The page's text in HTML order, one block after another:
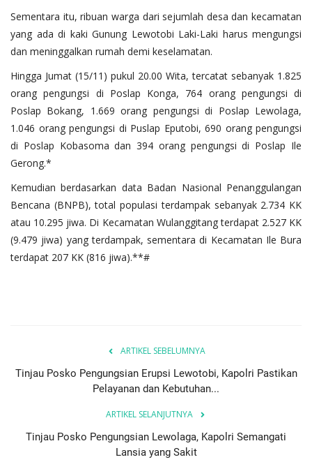
Sementara itu, ribuan warga dari sejumlah desa dan kecamatan
yang ada di kaki Gunung Lewotobi Laki-Laki harus mengungsi
dan meninggalkan rumah demi keselamatan.
Hingga Jumat (15/11) pukul 20.00 Wita, tercatat sebanyak 1.825
orang pengungsi di Poslap Konga, 764 orang pengungsi di
Poslap Bokang, 1.669 orang pengungsi di Poslap Lewolaga,
1.046 orang pengungsi di Puslap Eputobi, 690 orang pengungsi
di Poslap Kobasoma dan 394 orang pengungsi di Poslap Ile
Gerong.*
Kemudian berdasarkan data Badan Nasional Penanggulangan
Bencana (BNPB), total populasi terdampak sebanyak 2.734 KK
atau 10.295 jiwa. Di Kecamatan Wulanggitang terdapat 2.527 KK
(9.479 jiwa) yang terdampak, sementara di Kecamatan Ile Bura
terdapat 207 KK (816 jiwa).**#
ARTIKEL SEBELUMNYA
Tinjau Posko Pengungsian Erupsi Lewotobi, Kapolri Pastikan
Pelayanan dan Kebutuhan...
ARTIKEL SELANJUTNYA
Tinjau Posko Pengungsian Lewolaga, Kapolri Semangati
Lansia yang Sakit